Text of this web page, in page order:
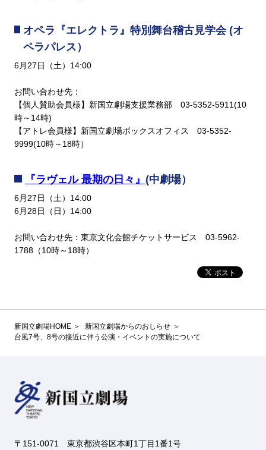
オペラ『エレクトラ』特別舞台稽古見学会 (オ
ペラパレス）
6月27日（土）14:00
お問い合わせ先：
【個人賛助会員様】新国立劇場支援業務部 03-5352-5911(10
時～14時)
【アトレ会員様】新国立劇場ボックスオフィス 03-5352-
9999(10時～18時）
『ラヴェル 最期の日々』 (中劇場）
6月27日（土）14:00
6月28日（日）14:00
お問い合わせ先：東京文化会館チケットサービス 03-5962-
1788（10時～18時）
新国立劇場HOME
新国立劇場からのおしらせ
台風7号、8号の接近に伴う公演・イベントの実施について
〒151-0071 東京都渋谷区本町1丁目1番1号